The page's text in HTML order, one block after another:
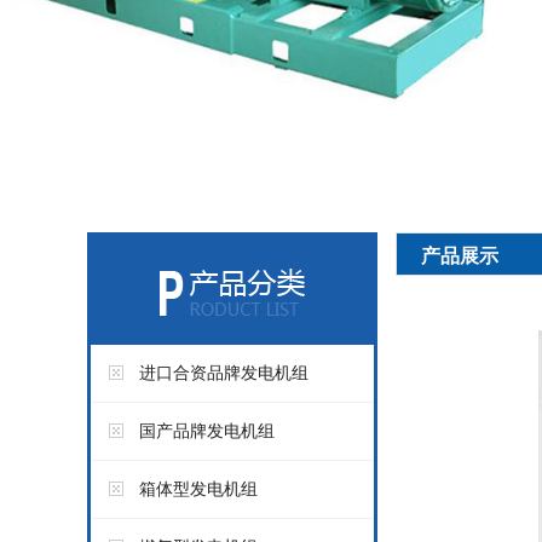
进口合资品牌发电机组
国产品牌发电机组
箱体型发电机组
产品展示